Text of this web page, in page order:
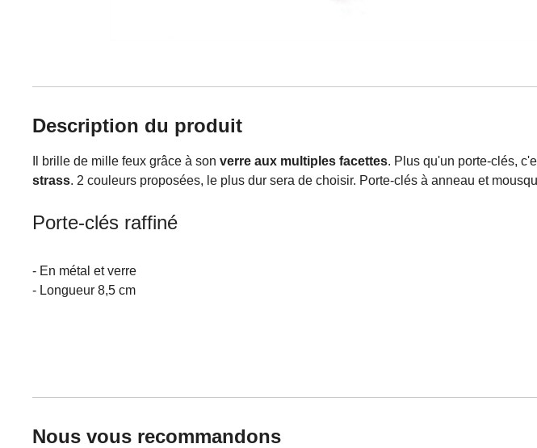
Description du produit
Il brille de mille feux grâce à son verre aux multiples facettes. Plus qu'un porte-clés,
strass. 2 couleurs proposées, le plus dur sera de choisir. Porte-clés à anneau et
Porte-clés raffiné
- En métal et verre
- Longueur 8,5 cm
Nous vous recommandons